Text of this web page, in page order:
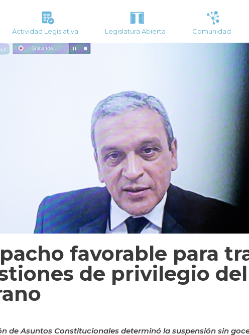
Actividad Legislativa Legislatura Abierta Comunidad
favorable para
de privilegio
de Asuntos Constitucionales determinó la suspensión sin